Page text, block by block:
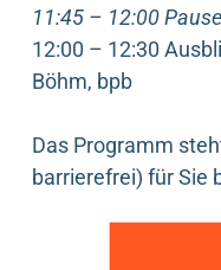
11:45 – 12:00 Pause
12:00 – 12:30
Böhm, bpb
Das Programm
barrierefrei) für Sie